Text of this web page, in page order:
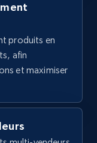
and
produits en
afin
et maximiser